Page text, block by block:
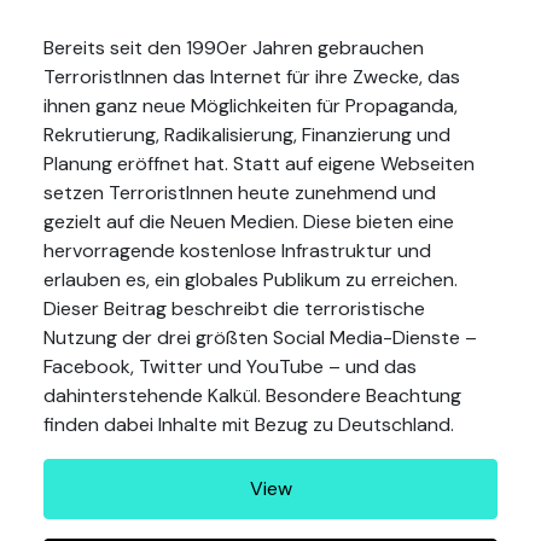
Bereits seit den 1990er Jahren gebrauchen
TerroristInnen das Internet für ihre Zwecke, das
ihnen ganz neue Möglichkeiten für Propaganda,
Rekrutierung, Radikalisierung, Finanzierung und
Planung eröffnet hat. Statt auf eigene Webseiten
setzen TerroristInnen heute zunehmend und
gezielt auf die Neuen Medien. Diese bieten eine
hervorragende kostenlose Infrastruktur und
erlauben es, ein globales Publikum zu erreichen.
Dieser Beitrag beschreibt die terroristische
Nutzung der drei größten Social Media-Dienste –
Facebook, Twitter und YouTube – und das
dahinterstehende Kalkül. Besondere Beachtung
finden dabei Inhalte mit Bezug zu Deutschland.
View